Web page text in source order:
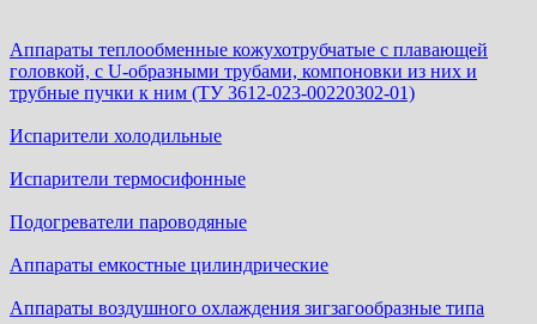
Аппараты теплообменные кожухотрубчатые c плавающей
головкой, с U-образными трубами, компоновки из них и
трубные пучки к ним (ТУ 3612-023-00220302-01)
Испарители холодильные
Испарители термосифонные
Подогреватели пароводяные
Аппараты емкостные цилиндрические
Аппараты воздушного охлаждения зигзагообразные типа